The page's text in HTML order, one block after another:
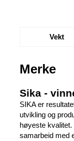
Vekt
Merke
Sika -
SIKA er
utvikling og
høyeste
samarbeid med